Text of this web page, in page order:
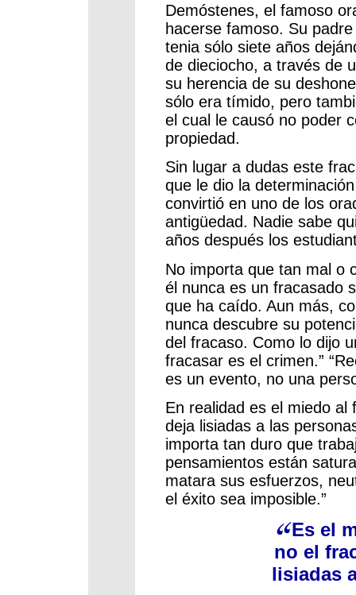
Demóstenes, el famoso
hacerse famoso. Su
tenia sólo siete años
de dieciocho, a través de
su herencia de su
sólo era tímido, pero
el cual le causó no poder
propiedad.
Sin lugar a dudas este
que le dio la
convirtió en uno de los
antigüedad. Nadie sabe
años después los
No importa que tan mal o
él nunca es un fracasado
que ha caído. Aun más,
nunca descubre su
del fracaso. Como lo dijo
fracasar es el crimen.”
es un evento, no una
En realidad es el miedo
deja lisiadas a las
importa tan duro que
pensamientos están
matara sus esfuerzos,
el éxito sea imposible.”
Es el
no el
lisiadas